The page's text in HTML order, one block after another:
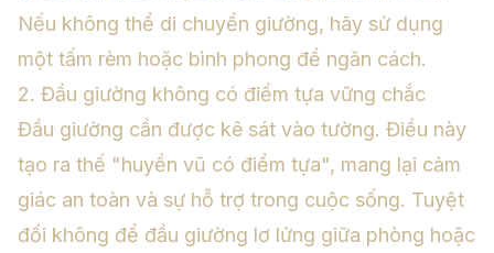
Nếu không thể di chuyển giường, hãy sử dụng
một tấm rèm hoặc bình phong để ngăn cách.
2. Đầu giường không có điểm tựa vững chắc
Đầu giường cần được kê sát vào tường. Điều này
tạo ra thế "huyền vũ có điểm tựa", mang lại cảm
giác an toàn và sự hỗ trợ trong cuộc sống. Tuyệt
đối không để đầu giường lơ lửng giữa phòng hoặc